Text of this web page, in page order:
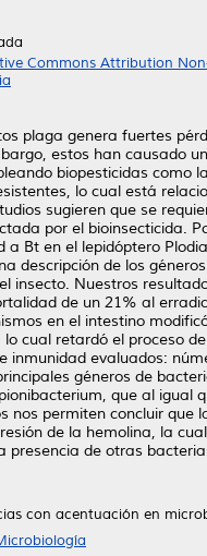
Commons Attribution
plaga genera fuertes
estos han causado
biopesticidas como
lo cual está
sugieren que se
por el bioinsecticida.
a Bt en el lepidóptero
descripción de los
insecto. Nuestros
de un 21% al
en el intestino
cual retardó el proceso
inmunidad evaluados:
géneros de
que al
nos permiten concluir
de la hemolina, la
presencia de otras
con acentuación en